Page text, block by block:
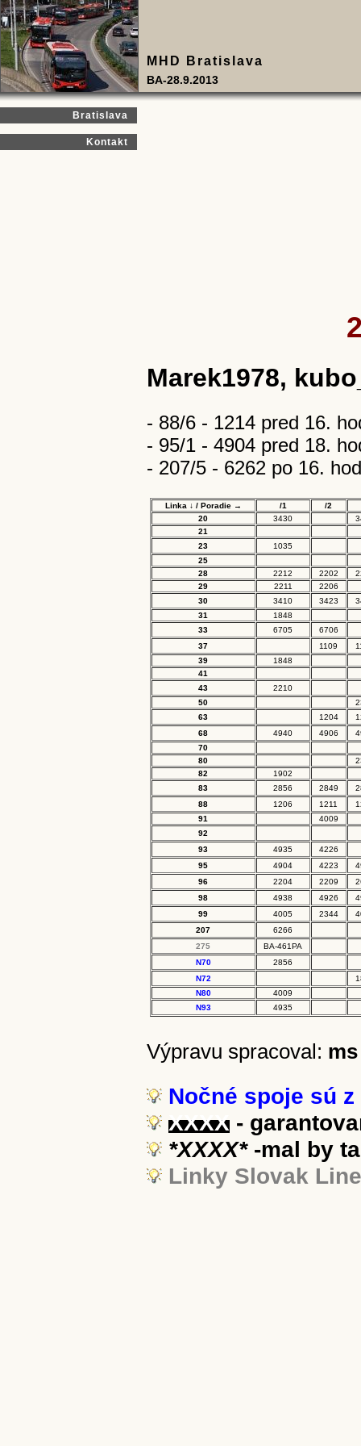
MHD Bratislava
BA-28.9.2013
Bratislava
Kontakt
Marek1978,
- 88/6 - 1214 pred 16.
- 95/1 - 4904 pred 18.
- 207/5 - 6262 po 16.
Linka ↓ / Poradie → /1
/2
20
3430
21
23
1035
25
28
2212 2202
29
2211
2206
30
3410 3423
31
1848
33
6705
6706
37
1109
39
1848
41
43
2210
50
63
1204
68
4940 4906
70
80
82
1902
83
2856 2849
88
1206 1211
91
4009
92
93
4935
4226
95
4904 4223
96
2204 2209
98
4938 4926
99
4005 2344
207
6266
275
BA-461PA
N70
2856
N72
N80
4009
N93
4935
Výpravu spracoval: ms
Nočné spoje sú z
XXXX -
*XXXX*-mal by
Linky Slovak